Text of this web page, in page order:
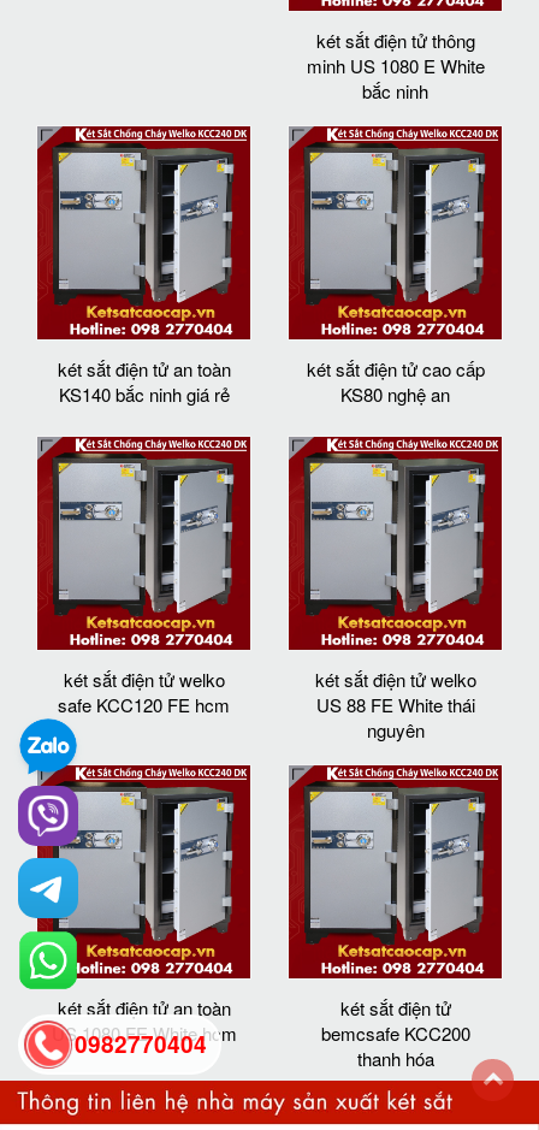
két sắt điện tử thông
minh US 1080 E White
bắc ninh
két sắt điện tử an toàn
KS140 bắc ninh giá rẻ
két sắt điện tử cao cấp
KS80 nghệ an
két sắt điện tử welko
safe KCC120 FE hcm
két sắt điện tử welko
US 88 FE White thái
nguyên
két sắt điện tử an toàn
US 1080 FE White hcm
két sắt điện tử
bemcsafe KCC200
thanh hóa
0982770404
back